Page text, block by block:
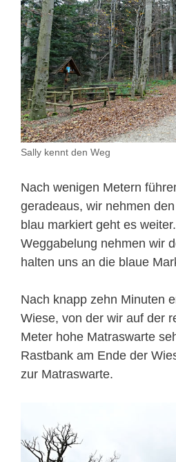
Sally kennt den Weg
Nach wenigen Metern
geradeaus, wir nehmen
blau markiert geht es
Weggabelung nehmen wir
halten uns an die blaue
Nach knapp zehn Minuten
Wiese, von der wir auf der
Meter hohe Matraswarte
Rastbank am Ende der
zur Matraswarte.